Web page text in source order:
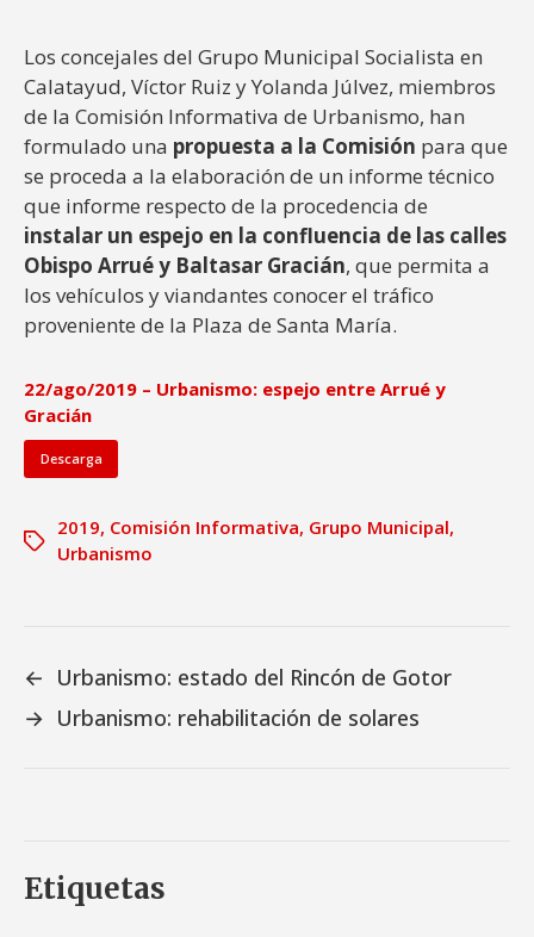
Los concejales del Grupo Municipal Socialista en
Calatayud, Víctor Ruiz y Yolanda Júlvez, miembros
de la Comisión Informativa de Urbanismo, han
formulado una propuesta a la Comisión para que
se proceda a la elaboración de un informe técnico
que informe respecto de la procedencia de
instalar un espejo en la confluencia de las calles
Obispo Arrué y Baltasar Gracián, que permita a
los vehículos y viandantes conocer el tráfico
proveniente de la Plaza de Santa María.
22/ago/2019 – Urbanismo: espejo entre Arrué y
Gracián
Descarga
2019, Comisión Informativa, Grupo Municipal,
Urbanismo
← Urbanismo: estado del Rincón de Gotor
→ Urbanismo: rehabilitación de solares
Etiquetas